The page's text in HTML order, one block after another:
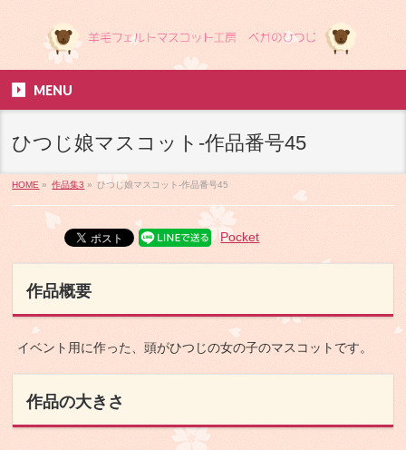
MENU
ひつじ娘マスコット-作品番号45
HOME » 作品集3 » ひつじ娘マスコット-作品番号45
Pocket
作品概要
イベント用に作った、頭がひつじの女の子のマスコットです。
作品の大きさ